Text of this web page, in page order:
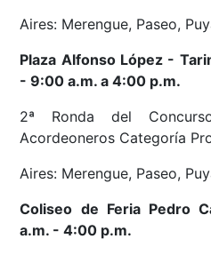
Aires: Merengue, Paseo,
Plaza Alfonso López -
- 9:00 a.m. a 4:00 p.m.
2ª Ronda del
Acordeoneros Categoría
Aires: Merengue, Paseo,
Coliseo de Feria Pedro
a.m. - 4:00 p.m.